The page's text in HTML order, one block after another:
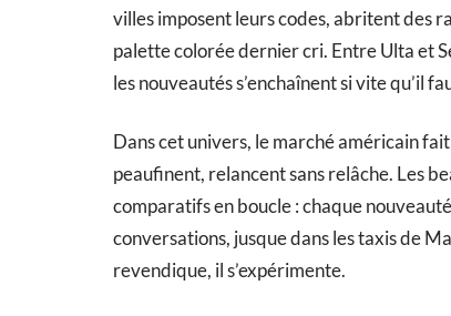
villes imposent leurs codes, abritent des
palette colorée dernier cri. Entre Ulta et
les nouveautés s’enchaînent si vite qu’il
Dans cet univers, le marché américain
peaufinent, relancent sans relâche. Les
comparatifs en boucle : chaque
conversations, jusque dans les taxis de
revendique, il s’expérimente.